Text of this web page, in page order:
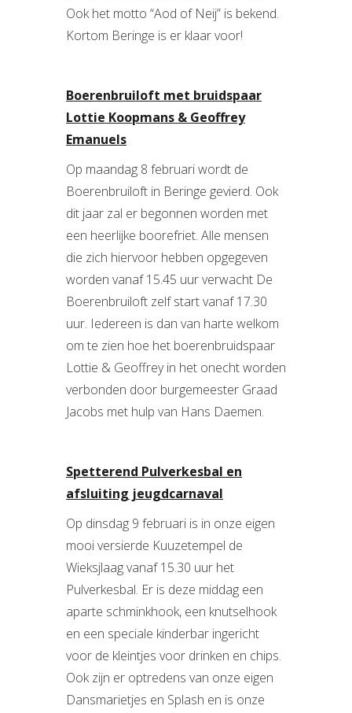
Ook het motto “Aod of Neij” is bekend.
Kortom Beringe is er klaar voor!
Boerenbruiloft met bruidspaar
Lottie Koopmans & Geoffrey
Emanuels
Op maandag 8 februari wordt de
Boerenbruiloft in Beringe gevierd. Ook
dit jaar zal er begonnen worden met
een heerlijke boorefriet. Alle mensen
die zich hiervoor hebben opgegeven
worden vanaf 15.45 uur verwacht De
Boerenbruiloft zelf start vanaf 17.30
uur. Iedereen is dan van harte welkom
om te zien hoe het boerenbruidspaar
Lottie & Geoffrey in het onecht worden
verbonden door burgemeester Graad
Jacobs met hulp van Hans Daemen.
Spetterend Pulverkesbal en
afsluiting jeugdcarnaval
Op dinsdag 9 februari is in onze eigen
mooi versierde Kuuzetempel de
Wieksjlaag vanaf 15.30 uur het
Pulverkesbal. Er is deze middag een
aparte schminkhook, een knutselhook
en een speciale kinderbar ingericht
voor de kleintjes voor drinken en chips.
Ook zijn er optredens van onze eigen
Dansmarietjes en Splash en is onze